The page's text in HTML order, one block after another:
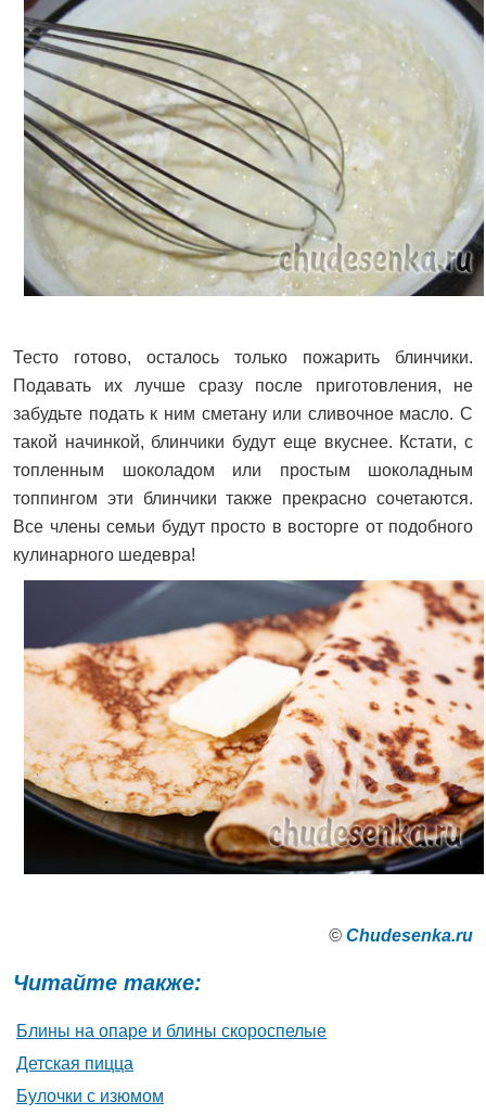
Тесто готово, осталось только пожарить блинчики.
Подавать их лучше сразу после приготовления, не
забудьте подать к ним сметану или сливочное масло. С
такой начинкой, блинчики будут еще вкуснее. Кстати, с
топленным шоколадом или простым шоколадным
топпингом эти блинчики также прекрасно сочетаются.
Все члены семьи будут просто в восторге от подобного
кулинарного шедевра!
© Сhudesenka.ru
Читайте также:
Блины на опаре и блины скороспелые
Детская пицца
Булочки с изюмом